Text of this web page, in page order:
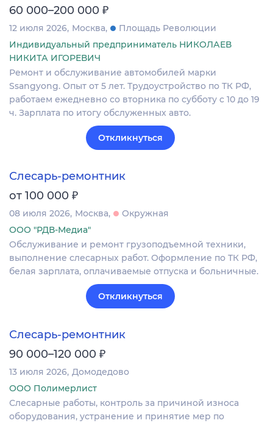
60 000–200 000 ₽
12 июля 2026 Москва
Площадь Революции
Индивидуальный предприниматель НИКОЛАЕВ
НИКИТА ИГОРЕВИЧ
Ремонт и обслуживание автомобилей марки
Ssangyong. Опыт от 5 лет. Трудоустройство по ТК РФ,
работаем ежедневно со вторника по субботу с 10 до 19
ч. Зарплата по итогу обслуженных авто.
Откликнуться
Слесарь-ремонтник
от 100 000 ₽
08 июля 2026 Москва
Окружная
ООО "РДВ-Медиа"
Обслуживание и ремонт грузоподъемной техники,
выполнение слесарных работ. Оформление по ТК РФ,
белая зарплата, оплачиваемые отпуска и больничные.
Откликнуться
Слесарь-ремонтник
90 000–120 000 ₽
13 июля 2026 Домодедово
ООО Полимерлист
Слесарные работы, контроль за причиной износа
оборудования, устранение и принятие мер по